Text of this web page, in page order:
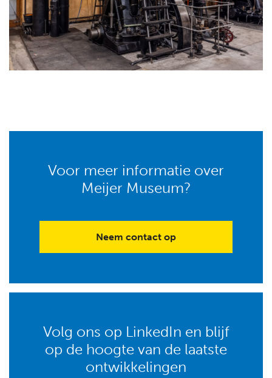
Voor meer informatie over
Meijer Museum?
Neem contact op
Volg ons op LinkedIn en blijf
op de hoogte van de laatste
ontwikkelingen